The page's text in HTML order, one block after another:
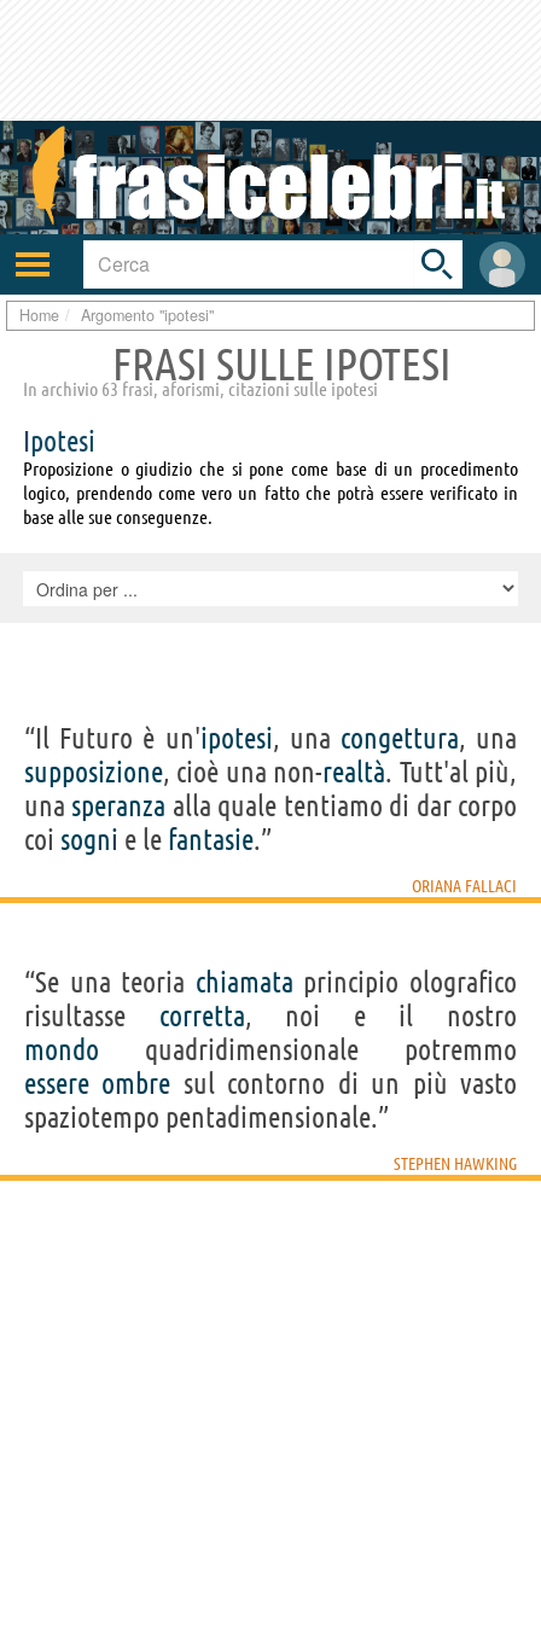
Attiva/disattiva
navigazione
User
area
Toggle
search
bar
Home Argomento "ipotesi"
FRASI SULLE IPOTESI
In archivio 63 frasi, aforismi, citazioni sulle ipotesi
Ipotesi
Proposizione o giudizio che si pone come base di un procedimento
logico, prendendo come vero un fatto che potrà essere verificato in
base alle sue conseguenze.
“Il Futuro è un'ipotesi, una congettura, una
supposizione, cioè una non-realtà. Tutt'al più,
una speranza alla quale tentiamo di dar corpo
coi sogni e le fantasie.”
ORIANA FALLACI
“Se una teoria chiamata principio olografico
risultasse corretta, noi e il nostro
mondo quadridimensionale potremmo
essere ombre sul contorno di un più vasto
spaziotempo pentadimensionale.”
STEPHEN HAWKING